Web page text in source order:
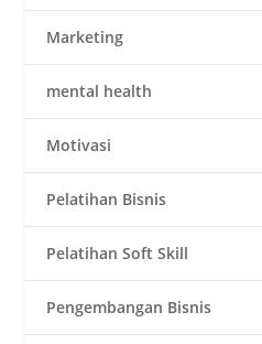
Marketing
mental health
Motivasi
Pelatihan Bisnis
Pelatihan Soft Skill
Pengembangan Bisnis